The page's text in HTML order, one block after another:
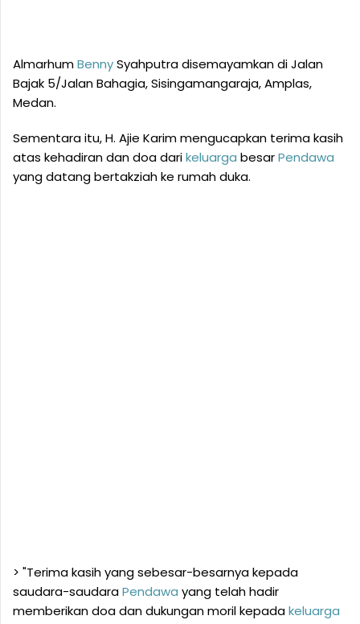
AlmarhumBennySyahputra disemayamkan di Jalan
Bajak 5/Jalan Bahagia, Sisingamangaraja, Amplas,
Medan.
Sementara itu, H. Ajie Karim mengucapkan terima kasih
atas kehadiran dan doa darikeluarga besarPendawa
yang datang bertakziah ke rumah duka.
> "Terima kasih yang sebesar-besarnya kepada
saudara-saudaraPendawa yang telah hadir
memberikan doa dan dukungan moril kepadakeluarga